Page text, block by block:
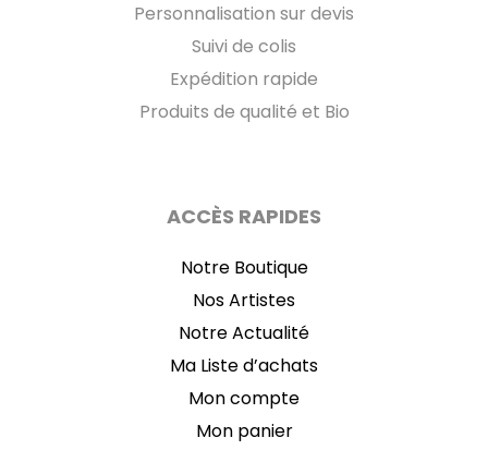
Personnalisation sur devis
Suivi de colis
Expédition rapide
Produits de qualité et Bio
ACCÈS RAPIDES
Notre Boutique
Nos Artistes
Notre Actualité
Ma Liste d’achats
Mon compte
Mon panier